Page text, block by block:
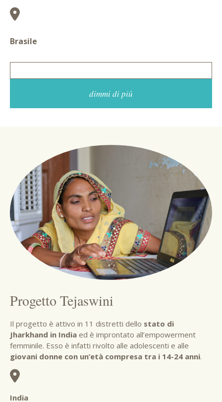
Brasile
dimmi di più
Progetto Tejaswini
Il progetto è attivo in 11 distretti dello stato di
Jharkhand in India ed è improntato all’empowerment
femminile. Esso è infatti rivolto alle adolescenti e alle
giovani donne con un’età compresa tra i 14-24 anni.
India